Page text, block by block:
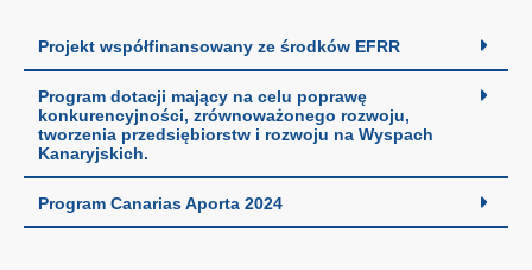
Projekt współfinansowany ze środków EFRR
Program dotacji mający na celu poprawę
konkurencyjności, zrównoważonego rozwoju,
tworzenia przedsiębiorstw i rozwoju na Wyspach
Kanaryjskich.
Program Canarias Aporta 2024